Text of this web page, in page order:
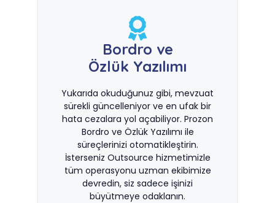
Bordro ve
Özlük Yazılımı
Yukarıda okuduğunuz gibi, mevzuat
sürekli güncelleniyor ve en ufak bir
hata cezalara yol açabiliyor. Prozon
Bordro ve Özlük Yazılımı ile
süreçlerinizi otomatikleştirin.
İsterseniz Outsource hizmetimizle
tüm operasyonu uzman ekibimize
devredin, siz sadece işinizi
büyütmeye odaklanın.